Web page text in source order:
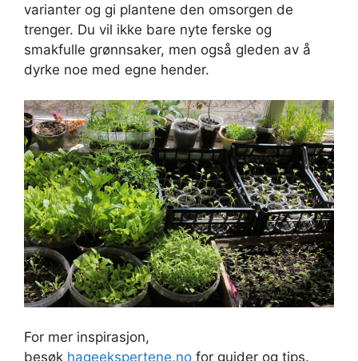
varianter og gi plantene den omsorgen de
trenger. Du vil ikke bare nyte ferske og
smakfulle grønnsaker, men også gleden av å
dyrke noe med egne hender.
For mer inspirasjon,
besøk hageekspertene.no for guider og tips.